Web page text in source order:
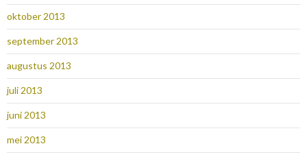
oktober 2013
september 2013
augustus 2013
juli 2013
juni 2013
mei 2013